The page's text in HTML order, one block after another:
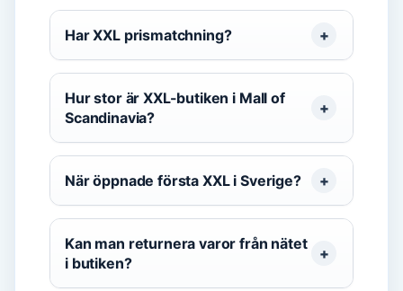
Har XXL prismatchning?
Hur stor är XXL-butiken i Mall of
Scandinavia?
När öppnade första XXL i Sverige?
Kan man returnera varor från nätet
i butiken?